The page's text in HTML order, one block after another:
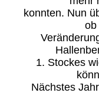
konnten. Nun
ob
1. Stockes
Nächstes